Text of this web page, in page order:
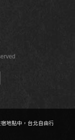
地點中，台北自由行就屬